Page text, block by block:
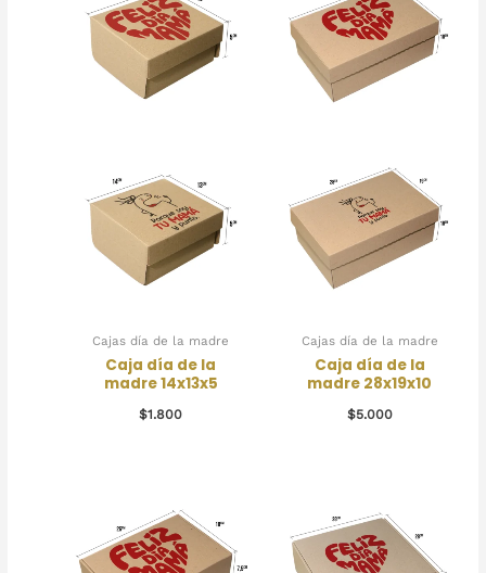
Cajas día de la madre
Caja día de la
madre 14x13x5
$1.800
Cajas día de la madre
Caja día de la
madre 28x19x10
$5.000